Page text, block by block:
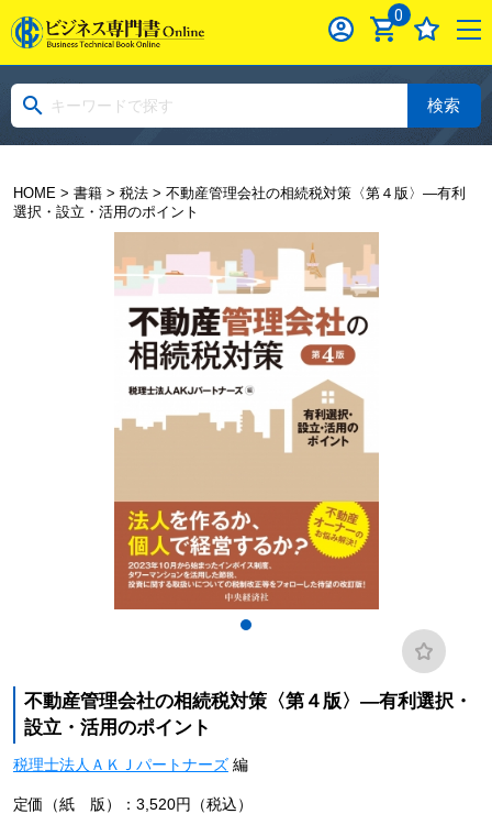
0
検索
HOME> 書籍> 税法> 不動産管理会社の相続税対策〈第４版〉―有利
選択・設立・活用のポイント
不動産管理会社の相続税対策〈第４版〉―有利選択・
設立・活用のポイント
税理士法人ＡＫＪパートナーズ編
定価（紙 版）：3,520円（税込）